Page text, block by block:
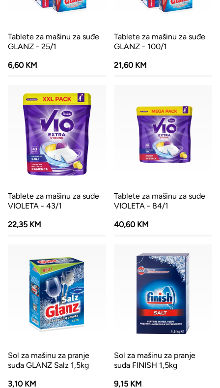
Tablete za mašinu za suđe
GLANZ - 25/1
6,60 KM
Tablete za mašinu za suđe
GLANZ - 100/1
21,60 KM
Tablete za mašinu za suđe
VIOLETA - 43/1
22,35 KM
Tablete za mašinu za suđe
VIOLETA - 84/1
40,60 KM
Sol za mašinu za pranje
suđa GLANZ Salz 1,5kg
3,10 KM
Sol za mašinu za pranje
suđa FINISH 1,5kg
9,15 KM